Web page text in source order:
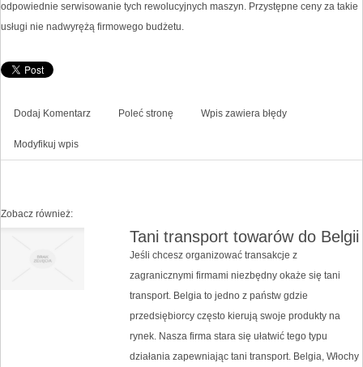
odpowiednie serwisowanie tych rewolucyjnych maszyn. Przystępne ceny za takie
usługi nie nadwyrężą firmowego budżetu.
Dodaj Komentarz Poleć stronę Wpis zawiera błędy
Modyfikuj wpis
Zobacz również:
Tani transport towarów do Belgii
Jeśli chcesz organizować transakcje z
zagranicznymi firmami niezbędny okaże się tani
transport. Belgia to jedno z państw gdzie
przedsiębiorcy często kierują swoje produkty na
rynek. Nasza firma stara się ułatwić tego typu
działania zapewniając tani transport. Belgia, Włochy